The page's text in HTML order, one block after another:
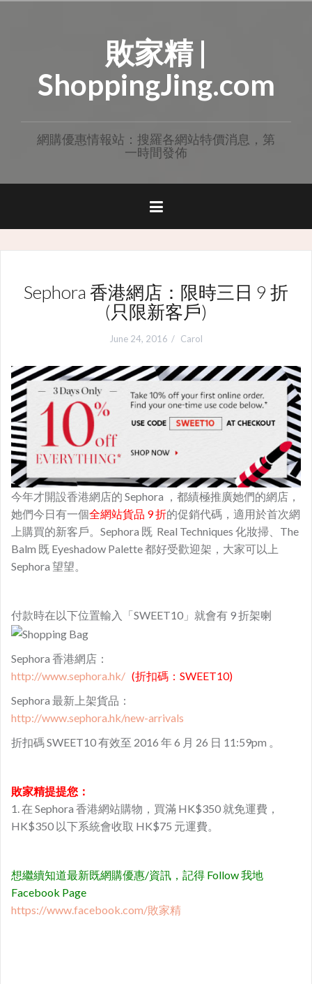
敗家精 |
ShoppingJing.com
網購優惠情報站：搜羅各網站特價消息，第
一時間發佈
Sephora 香港網店：限時三日 9 折
(只限新客戶)
June 24, 2016 Carol
今年才開設香港網店的 Sephora ，都績極推廣她們的網店，
她們今日有一個全網站貨品 9 折的促銷代碼，適用於首次網
上購買的新客戶。Sephora 既 Real Techniques 化妝掃、The
Balm 既 Eyeshadow Palette 都好受歡迎架，大家可以上
Sephora 望望。
付款時在以下位置輸入「SWEET10」就會有 9 折架喇
Sephora 香港網店：
http://www.sephora.hk/ (折扣碼：SWEET10)
Sephora 最新上架貨品：
http://www.sephora.hk/new-arrivals
折扣碼 SWEET10 有效至 2016 年 6 月 26 日 11:59pm 。
敗家精提提您：
1. 在 Sephora 香港網站購物，買滿 HK$350 就免運費，
HK$350 以下系統會收取 HK$75 元運費。
想繼續知道最新既網購優惠/資訊，記得 Follow 我地
Facebook Page
https://www.facebook.com/敗家精